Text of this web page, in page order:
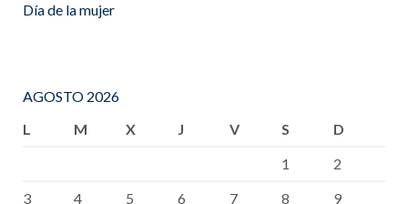
Día de la mujer
AGOSTO 2026
L
M X J V S
D
1
2
3
4 5 6 7 8 9